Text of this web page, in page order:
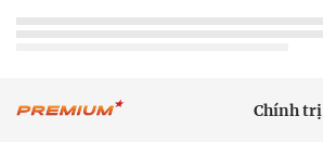
Chính trị